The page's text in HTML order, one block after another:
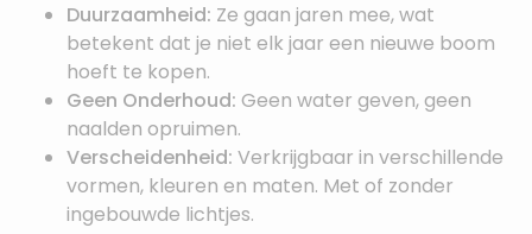
Duurzaamheid: Ze gaan jaren mee, wat
betekent dat je niet elk jaar een nieuwe boom
hoeft te kopen.
Geen Onderhoud: Geen water geven, geen
naalden opruimen.
Verscheidenheid: Verkrijgbaar in verschillende
vormen, kleuren en maten. Met of zonder
ingebouwde lichtjes.